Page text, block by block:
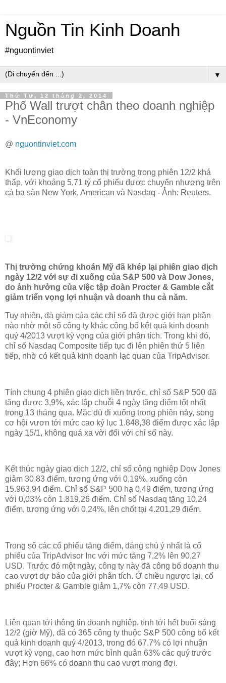
Nguồn Tin Kinh Doanh
#nguontinviet
▼
Thứ Tư, 12 tháng 2, 2014
Phố Wall trượt chân theo doanh nghiệp
- VnEconomy
@ nguontinviet.com
Khối lượng giao dịch toàn thị trường trong phiên 12/2 khá
thấp, với khoảng 5,71 tỷ cổ phiếu được chuyển nhượng trên
cả ba sàn New York, American và Nasdaq - Ảnh: Reuters.
Thị trường chứng khoán Mỹ đã khép lại phiên giao dịch
ngày 12/2 với sự đi xuống của S&P 500 và Dow Jones,
do ảnh hưởng của việc tập đoàn Procter & Gamble cắt
giảm triển vọng lợi nhuận và doanh thu cả năm.
Tuy nhiên, đà giảm của các chỉ số đã được giới hạn phần
nào nhờ một số công ty khác công bố kết quả kinh doanh
quý 4/2013 vượt kỳ vọng của giới phân tích. Trong khi đó,
chỉ số Nasdaq Composite tiếp tục đi lên phiên thứ 5 liên
tiếp, nhờ có kết quả kinh doanh lạc quan của TripAdvisor.
Tính chung 4 phiên giao dịch liền trước, chỉ số S&P 500 đã
tăng được 3,9%, xác lập chuỗi 4 ngày tăng điểm tốt nhất
trong 13 tháng qua. Mặc dù đi xuống trong phiên này, song
cơ hội vươn tới mức cao kỷ lục 1.848,38 điểm được xác lập
ngày 15/1, không quá xa vời đối với chỉ số này.
Kết thúc ngày giao dịch 12/2, chỉ số công nghiệp Dow Jones
giảm 30,83 điểm, tương ứng với 0,19%, xuống còn
15.963,94 điểm. Chỉ số S&P 500 hạ 0,49 điểm, tương ứng
với 0,03% còn 1.819,26 điểm. Chỉ số Nasdaq tăng 10,24
điểm, tương ứng với 0,24%, lên chốt tại 4.201,29 điểm.
Trong số các cổ phiếu tăng điểm, đáng chú ý nhất là cổ
phiếu của TripAdvisor Inc với mức tăng 7,2% lên 90,27
USD. Trước đó một ngày, công ty này đã công bố doanh thu
cao vượt dự báo của giới phân tích. Ở chiều ngược lại, cổ
phiếu Procter & Gamble giảm 1,7% còn 77,49 USD.
Liên quan tới thông tin doanh nghiệp, tính tới hết buổi sáng
12/2 (giờ Mỹ), đã có 365 công ty thuộc S&P 500 công bố kết
quả kinh doanh quý 4/2013, trong đó 67,7% có lợi nhuận
vượt kỳ vọng, cao hơn mức bình quân 63% các quý trước
đây; Hơn 66% có doanh thu cao vượt mong đợi.